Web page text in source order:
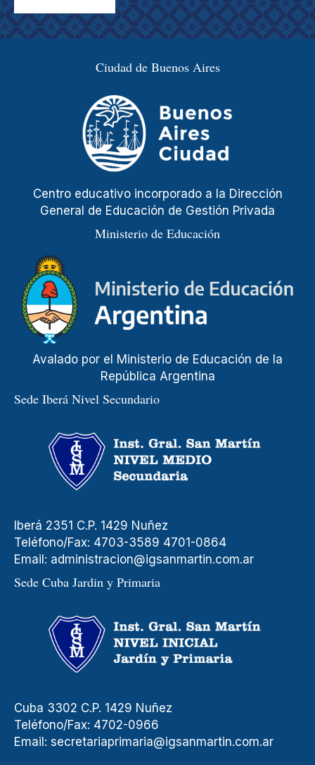
Ciudad de Buenos Aires
Centro educativo incorporado a la Dirección
General de Educación de Gestión Privada
Ministerio de Educación
Avalado por el Ministerio de Educación de la
República Argentina
Sede Iberá Nivel Secundario
Iberá 2351 C.P. 1429 Nuñez
Teléfono/Fax: 4703-3589 4701-0864
Email: administracion@igsanmartin.com.ar
Sede Cuba Jardin y Primaria
Cuba 3302 C.P. 1429 Nuñez
Teléfono/Fax: 4702-0966
Email: secretariaprimaria@igsanmartin.com.ar